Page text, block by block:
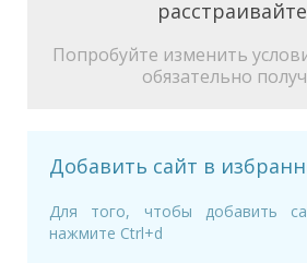
Попробуйте изменить
обязательно
Добавить сайт в
Для того, чтобы добавить
нажмите Ctrl+d